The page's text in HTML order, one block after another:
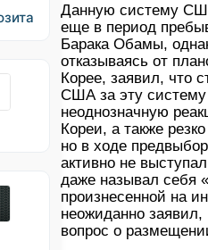
Данную систему
еще в период
Барака Обамы,
отказываясь от
Корее, заявил, что
США за эту
неоднозначную
Кореи, а также
но в ходе
активно не
даже называл себя
произнесенной на
неожиданно заявил,
вопрос о